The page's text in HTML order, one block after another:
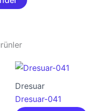
Dresuar
Dresuar-041